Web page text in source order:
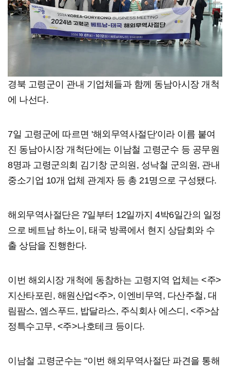
경북 고령군이 관내 기업체들과 함께 동남아시장 개척
에 나선다.
7일 고령군에 따르면 '해외무역사절단'이라 이름 붙여
진 동남아시장 개척단에는 이남철 고령군수 등 공무원
8명과 고령군의회 김기창 군의원, 성낙철 군의원, 관내
중소기업 10개 업체 관계자 등 총 21명으로 구성됐다.
해외무역사절단은 7일부터 12일까지 4박6일간의 일정
으로 베트남 하노이, 태국 방콕에서 현지 상담회와 수
출 상담을 진행한다.
이번 해외시장 개척에 동참하는 고령지역 업체는 <주>
지산타포린, 해원산업<주>, 이엔비무역, 다산주철, 대
림팜스, 엠스푸드, 밥달라스, 주식회사 에스디, <주>삼
정특수고무, <주>나호테크 등이다.
이남철 고령군수는 "이번 해외무역사절단 파견을 통해